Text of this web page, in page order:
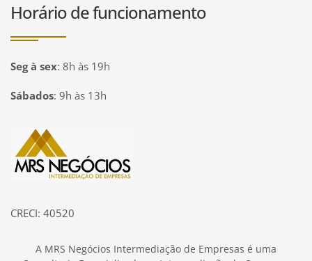
Horário de funcionamento
Seg à sex: 8h às 19h
Sábados: 9h às 13h
Página inicial
CRECI: 40520
A MRS Negócios Intermediação de Empresas é uma